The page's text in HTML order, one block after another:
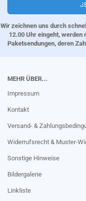
Wir zeichnen uns durch
12.00 Uhr eingeht, werden
Paketsendungen, deren
MEHR ÜBER...
Impressum
Kontakt
Versand- &
Widerrufsrecht & Muster-
Sonstige Hinweise
Bildergalerie
Linkliste